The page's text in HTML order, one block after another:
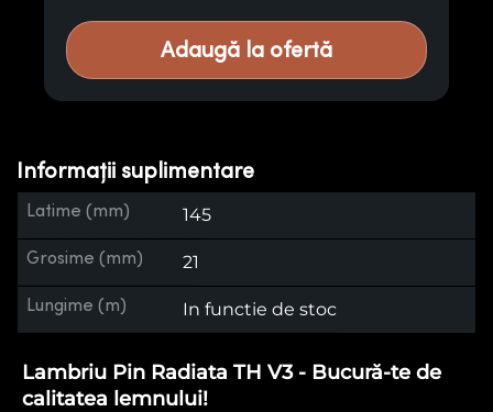
Adaugă la ofertă
Informații suplimentare
Latime (mm) 145
Grosime (mm) 21
Lungime (m) In functie de stoc
Lambriu Pin Radiata TH V3 - Bucură-te de
calitatea lemnului!